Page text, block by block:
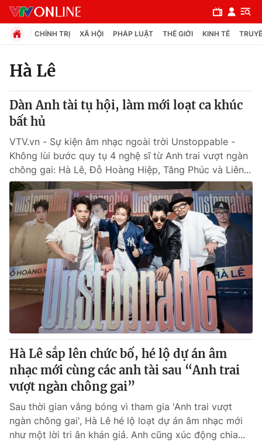
Chuyên mục
Chính trị
Xã hội
Pháp luật
Y tế
Thế giới
Tin tức
Thế giới đó đây
Câu chuyện quốc tế
Kinh tế
Tài chính
Thị trường
Góc doanh nghiệp
Dữ liệu và đời sống
Truyền hình
Phim VTV
Hậu trường
Nhân vật
Giải trí
Điện ảnh
Âm nhạc
Đời sống
CHÍNH TRỊ XÃ HỘI PHÁP LUẬT THẾ GIỚI KINH TẾ
Hà Lê
Dàn Anh tài tụ hội, làm mới loạt ca khúc
bất hủ
VTV.vn - Sự kiện âm nhạc ngoài trời Unstoppable -
Không lùi bước quy tụ 4 nghệ sĩ từ Anh trai vượt ngàn
chông gai: Hà Lê, Đỗ Hoàng Hiệp, Tăng Phúc và Liên...
Hà Lê sắp lên chức bố, hé lộ dự án âm
nhạc mới cùng các anh tài sau “Anh trai
vượt ngàn chông gai”
Sau thời gian vắng bóng vì tham gia 'Anh trai vượt
ngàn chông gai', Hà Lê hé lộ loạt dự án âm nhạc mới
như một lời tri ân khán giả. Anh cũng xúc động chia...